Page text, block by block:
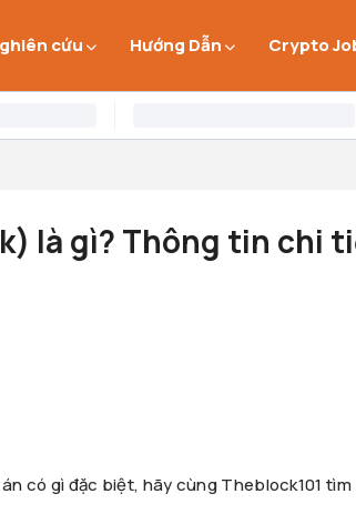
cứu Hướng Dẫn Crypto
là gì? Thông tin chi
có gì đặc biệt, hãy cùng Theblock101 tìm